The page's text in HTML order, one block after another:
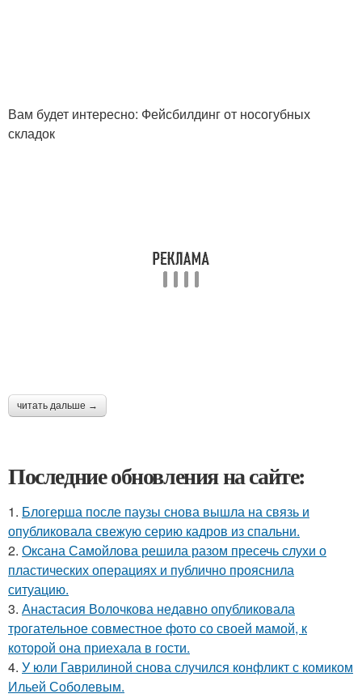
Вам будет интересно: Фейсбилдинг от носогубных
складок
читать дальше →
Последние обновления на сайте:
1. Блогерша после паузы снова вышла на связь и
опубликовала свежую серию кадров из спальни.
2. Оксана Самойлова решила разом пресечь слухи о
пластических операциях и публично прояснила
ситуацию.
3. Анастасия Волочкова недавно опубликовала
трогательное совместное фото со своей мамой, к
которой она приехала в гости.
4. У юли Гаврилиной снова случился конфликт с комиком
Ильей Соболевым.